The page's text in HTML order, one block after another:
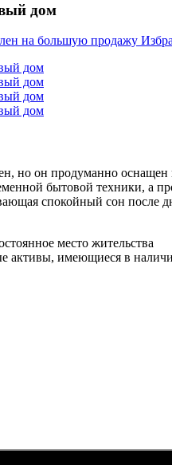
дом
но он продуманно оснащен
бытовой техники, а
спокойный сон после
место жительства
активы, имеющиеся в